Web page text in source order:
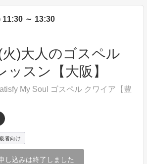
11:30 ～ 13:30
)大人のゴスペル
ッスン【大阪】
My Soul ゴスペル クワイア【豊
者向け
し込みは終了しました